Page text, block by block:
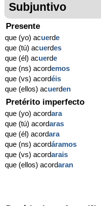
Subjuntivo
Presente
que (yo) acuerde
que (tú) acuerdes
que (él) acuerde
que (ns) acordemos
que (vs) acordéis
que (ellos) acuerden
Pretérito imperfecto
que (yo) acordara
que (tú) acordaras
que (él) acordara
que (ns) acordáramos
que (vs) acordarais
que (ellos) acordaran